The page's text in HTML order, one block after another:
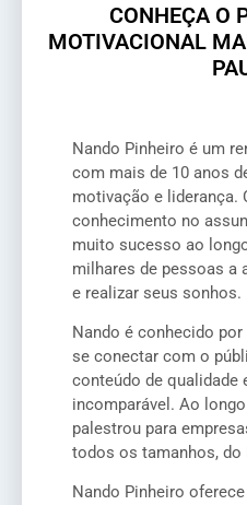
CONHEÇA O
MOTIVACIONAL
Nando Pinheiro é um
com mais de 10 anos
motivação e liderança.
conhecimento no
muito sucesso ao
milhares de pessoas a
e realizar seus sonhos.
Nando é conhecido
se conectar com o
conteúdo de qualidade
incomparável. Ao
palestrou para
todos os tamanhos, do
Nando Pinheiro